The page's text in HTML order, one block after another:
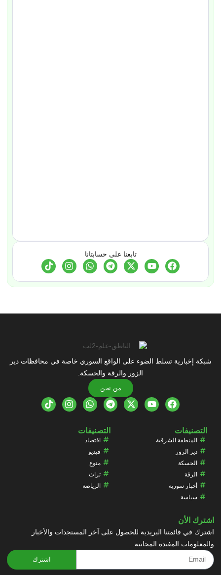
تابعنا على حسابتانا
شبكة إخبارية تسلط الضوء على الواقع السوري خاصة في محافظات دير
الزور والرقة والحسكة.
من نحن
التصنيفات
المنطقة الشرقية
دير الزور
الحسكة
الرقة
أخبار سورية
سياسة
التصنيفات
اقتصاد
فيديو
منوع
تراث
الرياضة
اشترك الأن
اشترك في قائمتنا البريدية للحصول على آخر المستجدات والأخبار
والمعلومات المفيدة المجانية.
اشترك